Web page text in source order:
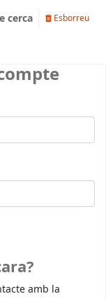
cerca Esborreu
amb la